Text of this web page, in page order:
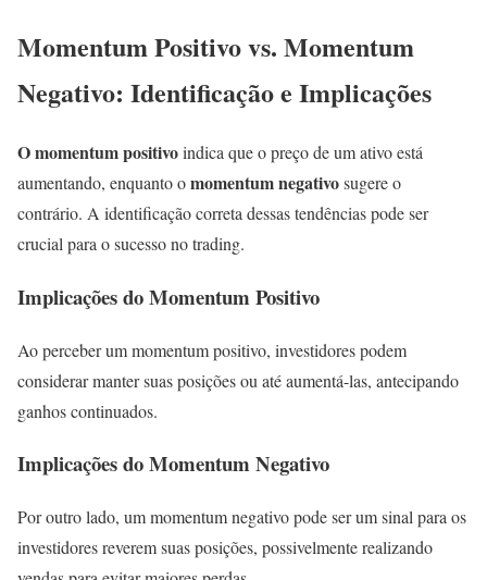
Momentum Positivo vs. Momentum
Negativo: Identificação e Implicações
O momentum positivoindica que o preço de um ativo está
aumentando, enquanto omomentum negativosugere o
contrário. A identificação correta dessas tendências pode ser
crucial para o sucesso no trading.
Implicações do Momentum Positivo
Ao perceber um momentum positivo, investidores podem
considerar manter suas posições ou até aumentá-las, antecipando
ganhos continuados.
Implicações do Momentum Negativo
Por outro lado, um momentum negativo pode ser um sinal para os
investidores reverem suas posições, possivelmente realizando